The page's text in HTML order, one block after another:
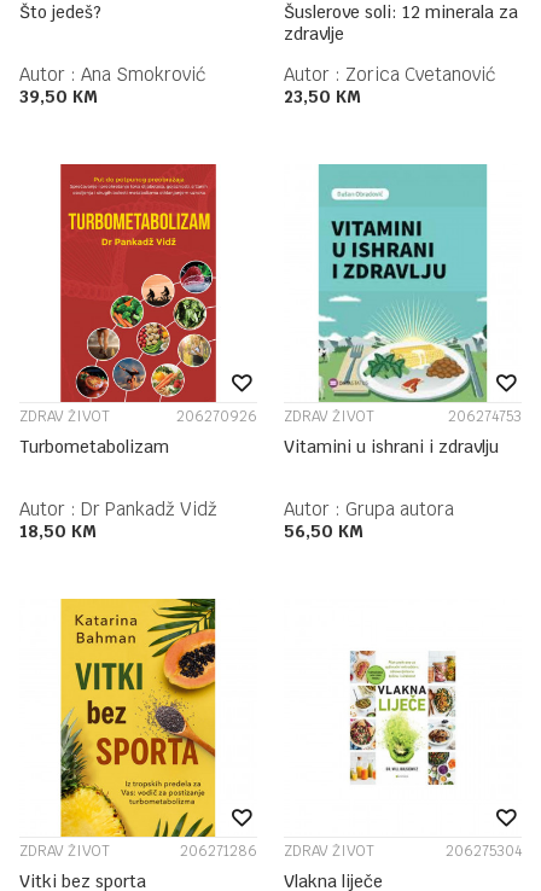
Što jedeš?
Autor : Ana Smokrović
39,50 KM
Šuslerove soli: 12 minerala za
zdravlje
Autor : Zorica Cvetanović
23,50 KM
ZDRAV ŽIVOT 206270926
Turbometabolizam
Autor : Dr Pankadž Vidž
18,50 KM
ZDRAV ŽIVOT 206274753
Vitamini u ishrani i zdravlju
Autor : Grupa autora
56,50 KM
ZDRAV ŽIVOT 206271286
Vitki bez sporta
ZDRAV ŽIVOT 206275304
Vlakna liječe